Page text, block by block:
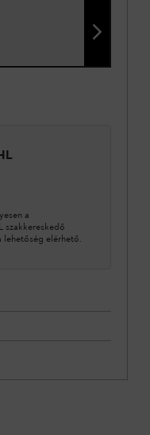
a
szakkereskedő
lehetőség elérhető.